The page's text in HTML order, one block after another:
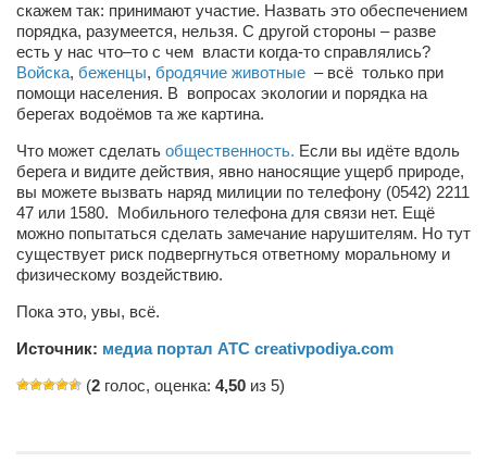
Музыканты
Евгений Касьяненко
Сергей Коноз
Звукорежиссёры
Alfom Studio
Guitarproduction Studio
Писатели
Поэты
Режиссёры
Художники
скажем так: принимают участие. Назвать это обеспечением
порядка, разумеется, нельзя. С другой стороны – разве
есть у нас что–то с чем власти когда-то справлялись?
Войска, беженцы, бродячие животные – всё только при
помощи населения. В вопросах экологии и порядка на
берегах водоёмов та же картина.
Что может сделать общественность. Если вы идёте вдоль
берега и видите действия, явно наносящие ущерб природе,
вы можете вызвать наряд милиции по телефону (0542) 2211
47 или 1580. Мобильного телефона для связи нет. Ещё
можно попытаться сделать замечание нарушителям. Но тут
существует риск подвергнуться ответному моральному и
физическому воздействию.
Пока это, увы, всё.
Источник: медиа портал АТС creativpodiya.com
(2 голос, оценка: 4,50 из 5)